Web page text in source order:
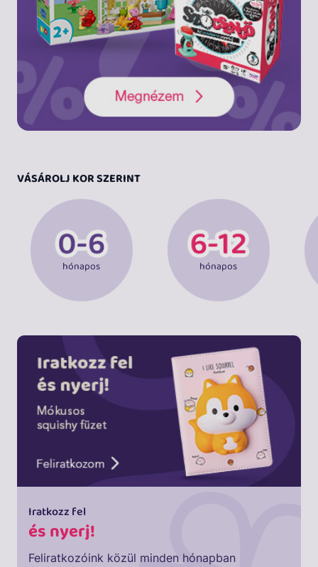
VÁSÁROLJ KOR SZERINT
hónapos hónapos
Iratkozz fel
és nyerj!
Feliratkozóink közül minden hónapban